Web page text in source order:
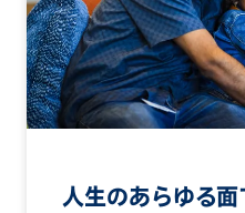
人生のあらゆる